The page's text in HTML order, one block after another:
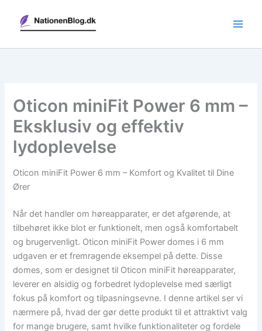
indholdet
Oticon miniFit Power 6 mm –
Eksklusiv og effektiv
lydoplevelse
Oticon miniFit Power 6 mm – Komfort og Kvalitet til Dine
Ører
Når det handler om høreapparater, er det afgørende, at
tilbehøret ikke blot er funktionelt, men også komfortabelt
og brugervenligt. Oticon miniFit Power domes i 6 mm
udgaven er et fremragende eksempel på dette. Disse
domes, som er designet til Oticon miniFit høreapparater,
leverer en alsidig og forbedret lydoplevelse med særligt
fokus på komfort og tilpasningsevne. I denne artikel ser vi
nærmere på, hvad der gør dette produkt til et attraktivt valg
for mange brugere, samt hvilke funktionaliteter og fordele